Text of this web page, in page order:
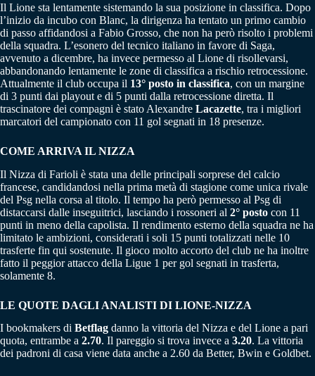
Il Lione sta lentamente sistemando la sua posizione in classifica. Dopo
l’inizio da incubo con Blanc, la dirigenza ha tentato un primo cambio
di passo affidandosi a Fabio Grosso, che non ha però risolto i problemi
della squadra. L’esonero del tecnico italiano in favore di Saga,
avvenuto a dicembre, ha invece permesso al Lione di risollevarsi,
abbandonando lentamente le zone di classifica a rischio retrocessione.
Attualmente il club occupa il 13° posto in classifica, con un margine
di 3 punti dai playout e di 5 punti dalla retrocessione diretta. Il
trascinatore dei compagni è stato Alexandre Lacazette, tra i migliori
marcatori del campionato con 11 gol segnati in 18 presenze.
COME ARRIVA IL NIZZA
Il Nizza di Farioli è stata una delle principali sorprese del calcio
francese, candidandosi nella prima metà di stagione come unica rivale
del Psg nella corsa al titolo. Il tempo ha però permesso al Psg di
distaccarsi dalle inseguitrici, lasciando i rossoneri al 2° posto con 11
punti in meno della capolista. Il rendimento esterno della squadra ne ha
limitato le ambizioni, considerati i soli 15 punti totalizzati nelle 10
trasferte fin qui sostenute. Il gioco molto accorto del club ne ha inoltre
fatto il peggior attacco della Ligue 1 per gol segnati in trasferta,
solamente 8.
LE QUOTE DAGLI ANALISTI DI LIONE-NIZZA
I bookmakers di Betflag danno la vittoria del Nizza e del Lione a pari
quota, entrambe a 2.70. Il pareggio si trova invece a 3.20. La vittoria
dei padroni di casa viene data anche a 2.60 da Better, Bwin e Goldbet.